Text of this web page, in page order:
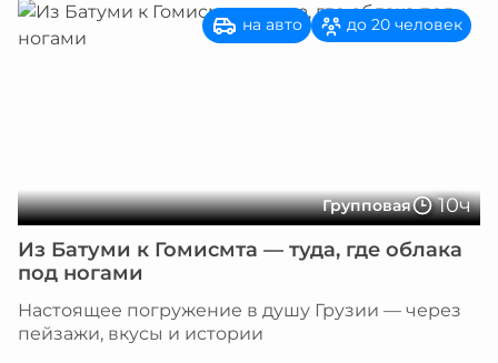
Групповая 10ч
на авто до 20 человек
Из Батуми к Гомисмта — туда, где облака
под ногами
Настоящее погружение в душу Грузии — через
пейзажи, вкусы и истории